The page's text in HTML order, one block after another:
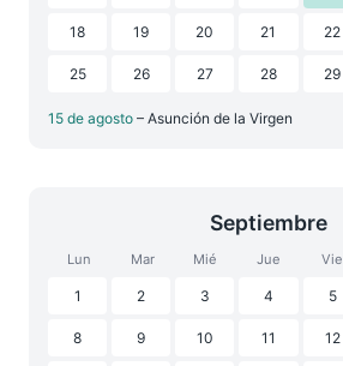
18 19 20 21 22
25 26 27 28 29
15 de agosto – Asunción de la Virgen
Septiembre
Lun Mar Mié Jue Vie
1 2 3 4 5
8 9 10 11 12